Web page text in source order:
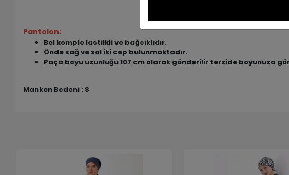
Pantolon:
Bel komple lastilkli ve bağcıklıdır.
Önde sağ ve sol iki cep bulunmaktadır.
Paça boyu uzunluğu 107 cm olarak gönderilir terzide boyunuza
Manken Bedeni : S